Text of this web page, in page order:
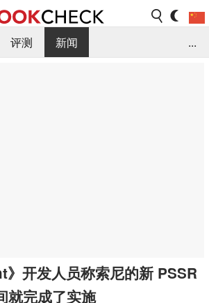
评测
新闻
...
开发人员称索尼的新 PSSR
就完成了实施